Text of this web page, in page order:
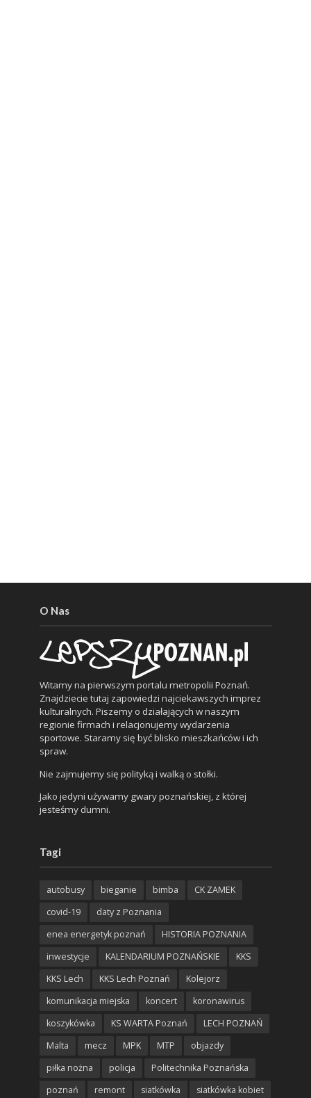
O Nas
Witamy na pierwszym portalu metropolii Poznań.
Znajdziecie tutaj zapowiedzi najciekawszych imprez
kulturalnych. Piszemy o działających w naszym
regionie firmach i relacjonujemy wydarzenia
sportowe. Staramy się być blisko mieszkańców i ich
spraw.
Nie zajmujemy się polityką i walką o stołki.
Jako jedyni używamy gwary poznańskiej, z której
jesteśmy dumni.
Tagi
autobusy bieganie bimba
CK ZAMEK
covid-19
daty z Poznania
enea energetyk poznań
HISTORIA POZNANIA
inwestycje
KALENDARIUM POZNAŃSKIE
KKS
KKS Lech
KKS Lech Poznań
Kolejorz
komunikacja miejska
koncert
koronawirus
koszykówka
KS WARTA Poznań
LECH POZNAŃ
Malta
mecz MPK MTP
objazdy
piłka nożna
policja
Politechnika Poznańska
poznań
remont siatkówka siatkówka kobiet